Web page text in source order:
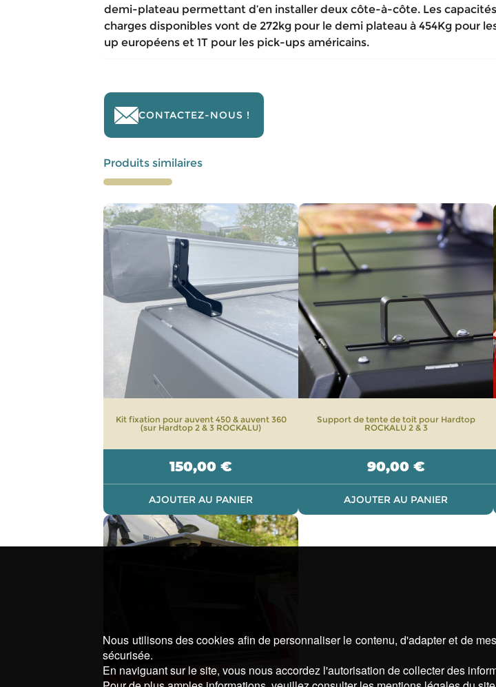
demi-plateau permettant d’en installer deux côte-à-côte. Les
charges disponibles vont de 272kg pour le demi plateau à 454Kg pour
up européens et 1T pour les pick-ups américains.
CONTACTEZ-NOUS !
Produits similaires
Kit fixation pour auvent 450 & auvent 360
(sur Hardtop 2 & 3 ROCKALU)
150,00 €
AJOUTER AU PANIER
Support de tente de toit pour Hardtop
ROCKALU 2 & 3
90,00 €
AJOUTER AU PANIER
Nous utilisons des cookies afin de personnaliser le contenu, d'adapter et de
sécurisée.
En naviguant sur le site, vous nous accordez l'autorisation de collecter des